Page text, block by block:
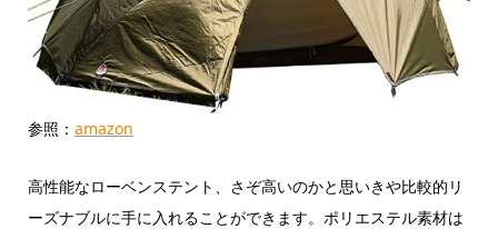
参照： amazon
高性能なローベンステント、さぞ高いのかと思いきや比較的リ
ーズナブルに手に入れることができます。ポリエステル素材は